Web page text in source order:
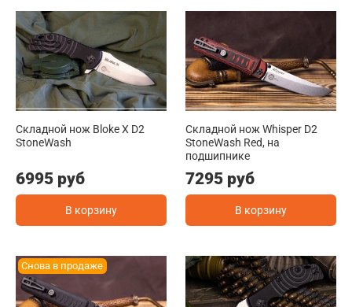
Складной нож Bloke X D2
StoneWash
6995 руб
В корзину
Складной нож Whisper D2
StoneWash Red, на
подшипнике
7295 руб
В корзину
Снова в продаже